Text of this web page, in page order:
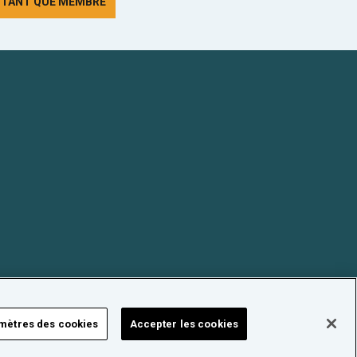
des cookies Accepter les cookies